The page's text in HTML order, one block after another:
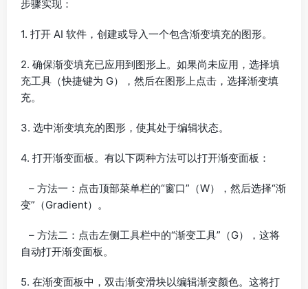
步骤实现：
1. 打开 AI 软件，创建或导入一个包含渐变填充的图形。
2. 确保渐变填充已应用到图形上。如果尚未应用，选择填
充工具（快捷键为 G），然后在图形上点击，选择渐变填
充。
3. 选中渐变填充的图形，使其处于编辑状态。
4. 打开渐变面板。有以下两种方法可以打开渐变面板：
– 方法一：点击顶部菜单栏的“窗口”（W），然后选择“渐
变”（Gradient）。
– 方法二：点击左侧工具栏中的“渐变工具”（G），这将
自动打开渐变面板。
5. 在渐变面板中，双击渐变滑块以编辑渐变颜色。这将打